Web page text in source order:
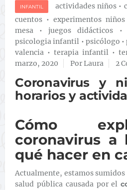
INFANTIL actividades niños •
cuentos • experimentos niños
mesa •juegos didácticos •
psicologia infantil • psicólogo •
valencia • terapia infantil •
marzo, 2020
Por Laura 2
Coronavirus y
horarios y
Cómo
coronavirus a
qué hacer en
Actualmente, estamos sumidos
salud pública causada por el